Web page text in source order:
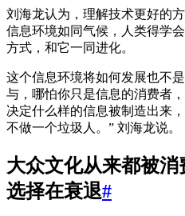
刘海龙认为，理解技术更好的
信息环境如同气候，人类得学
方式，和它一同进化。
这个信息环境将如何发展也不
与，哪怕你只是信息的消费者
决定什么样的信息被制造出来
不做一个垃圾人。” 刘海龙说。
大众文化从来都被
选择在衰退#